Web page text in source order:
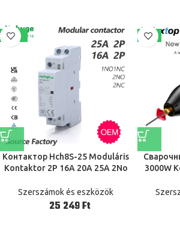
-24%
Контактор Hch8S-25 Moduláris
Kontaktor 2P 16A 20A 25A 2No
V
Szerszámok és eszközök
Ft
-6%
3000W
14Mm